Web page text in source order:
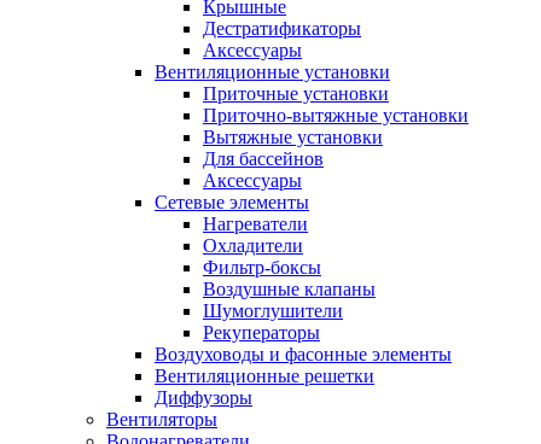
Крышные
Дестратификаторы
Аксессуары
Вентиляционные установки
Приточные установки
Приточно-вытяжные установки
Вытяжные установки
Для бассейнов
Аксессуары
Сетевые элементы
Нагреватели
Охладители
Фильтр-боксы
Воздушные клапаны
Шумоглушители
Рекуператоры
Воздуховоды и фасонные элементы
Вентиляционные решетки
Диффузоры
Вентиляторы